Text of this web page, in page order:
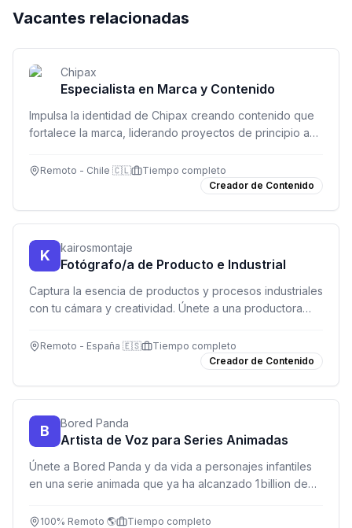
Vacantes relacionadas
Chipax
Especialista en Marca y Contenido
Impulsa la identidad de Chipax creando contenido que
fortalece la marca, liderando proyectos de principio a
Remoto - Chile 🇨🇱
Tiempo completo
Creador de Contenido
K kairosmontaje
Fotógrafo/a de Producto e Industrial
Captura la esencia de productos y procesos industriales
con tu cámara y creatividad. Únete a una productora
fotografía profesional.
Remoto - España 🇪🇸
Tiempo completo
Creador de Contenido
B Bored Panda
Artista de Voz para Series Animadas
Únete a Bored Panda y da vida a personajes infantiles
en una serie animada que ya ha alcanzado 1 billion de
100% Remoto 🌎
Tiempo completo